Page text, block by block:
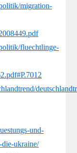
migration-
fluechtlinge-
und-
ukraine/